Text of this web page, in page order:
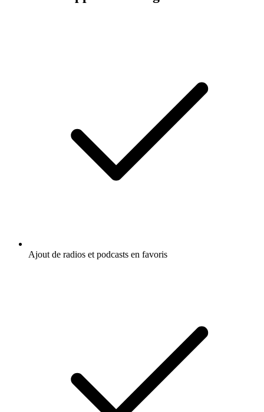
Ajout de radios et podcasts en favoris